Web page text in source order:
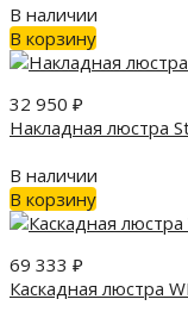
В наличии
В корзину
32 950 ₽
Накладная люстра
В наличии
В корзину
69 333 ₽
Каскадная люстра